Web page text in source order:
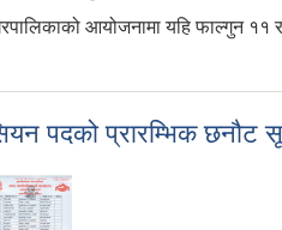
आयोजनामा यहि फाल्गुन ११
पदको प्रारम्भिक छनौट